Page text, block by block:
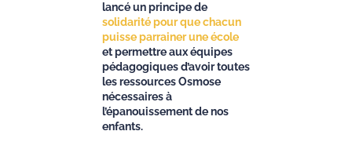
lancé un principe de
solidarité pour que chacun
puisse parrainer une école
et permettre aux équipes
pédagogiques d’avoir toutes
les ressources Osmose
nécessaires à
l’épanouissement de nos
enfants.